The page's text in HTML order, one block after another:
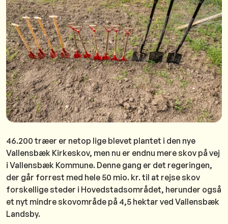
46.200 træer er netop lige blevet plantet i den nye
Vallensbæk Kirkeskov, men nu er endnu mere skov på vej
i Vallensbæk Kommune. Denne gang er det regeringen,
der går forrest med hele 50 mio. kr. til at rejse skov
forskellige steder i Hovedstadsområdet, herunder også
et nyt mindre skovområde på 4,5 hektar ved Vallensbæk
Landsby.